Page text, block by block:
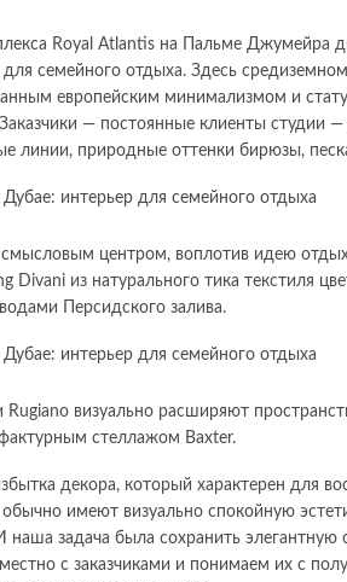
Royal Atlantis на Пальме Джумейра
семейного отдыха. Здесь
европейским минимализмом и
— постоянные клиенты студии
линии, природные оттенки бирюзы,
смысловым центром, воплотив идею
Divani из натурального тика текстиля
Персидского залива.
Rugiano визуально расширяют
стеллажом Baxter.
декора, который характерен для
имеют визуально спокойную
задача была сохранить элегантную
с заказчиками и понимаем их с